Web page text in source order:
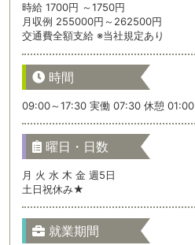
時給 1700円 ～1750円
月収例 255000円～262500円
交通費全額支給 ※当社規定あり
時間
09:00～17:30 実働 07:30 休憩 01:00
曜日・日数
月 火 水 木 金 週5日
土日祝休み★
就業期間